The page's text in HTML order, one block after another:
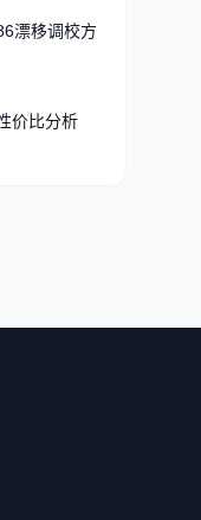
漂移调校方
价比分析